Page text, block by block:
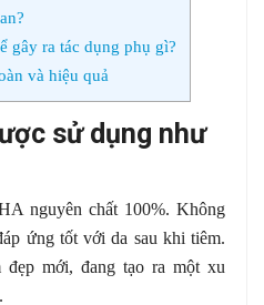
gây ra tác dụng phụ gì?
và hiệu quả
sử dụng như
nguyên chất 100%. Không
ứng tốt với da sau khi tiêm.
mới, đang tạo ra một xu